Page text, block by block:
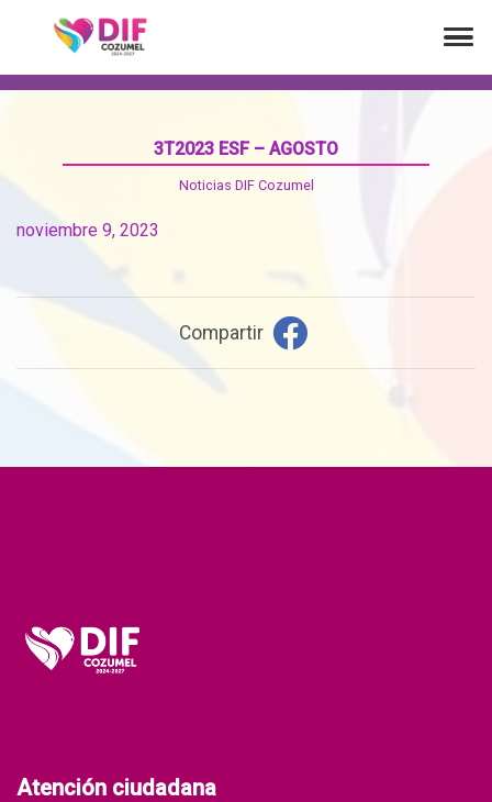
3T2023 ESF – AGOSTO
Noticias DIF Cozumel
noviembre 9, 2023
Compartir
Atención ciudadana